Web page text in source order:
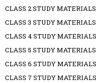
CLASS 2 STUDY MATERIALS
CLASS 3 STUDY MATERIALS
CLASS 4 STUDY MATERIALS
CLASS 5 STUDY MATERIALS
CLASS 6 STUDY MATERIALS
CLASS 7 STUDY MATERIALS